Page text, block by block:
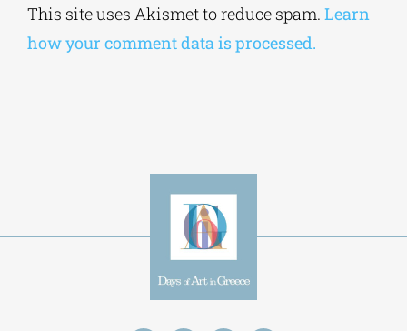
This site uses Akismet to reduce spam. Learn
how your comment data is processed.